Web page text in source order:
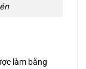
làm bằng